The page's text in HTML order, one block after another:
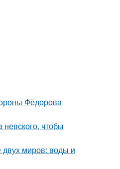
Фёдорова
чтобы
миров: воды и